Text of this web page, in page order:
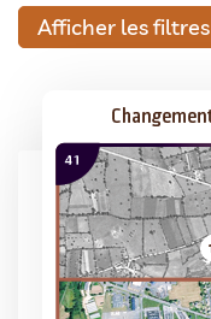
Afficher les filtres